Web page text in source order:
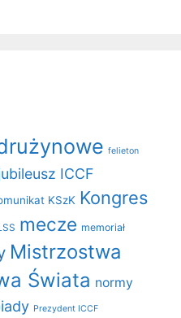
felieton
ICCF
KSzK Kongres
mecze memoriał
Mistrzostwa
Świata normy
Prezydent ICCF